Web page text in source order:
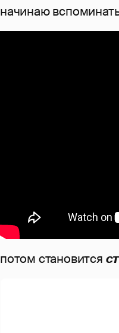
начинаю
потом становится